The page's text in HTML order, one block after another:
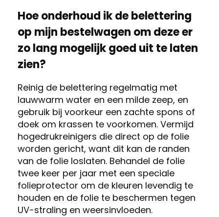
Hoe onderhoud ik de belettering
op mijn bestelwagen om deze er
zo lang mogelijk goed uit te laten
zien?
Reinig de belettering regelmatig met
lauwwarm water en een milde zeep, en
gebruik bij voorkeur een zachte spons of
doek om krassen te voorkomen. Vermijd
hogedrukreinigers die direct op de folie
worden gericht, want dit kan de randen
van de folie loslaten. Behandel de folie
twee keer per jaar met een speciale
folieprotector om de kleuren levendig te
houden en de folie te beschermen tegen
UV-straling en weersinvloeden.